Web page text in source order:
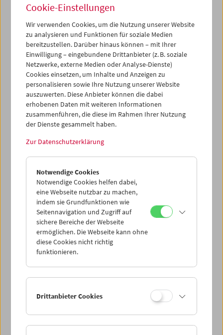
Das Filmmuseum sieht in den Werken eine Quelle der
Geschichtsschreibung und ist um eine queer-sensible
Aufbereitung dieser Geschichte für jüngere Generationen
und die Nachwelt bemüht. Als Filminstitution können wir
diese Filme mediengerecht bewahren – sie vor Schimmel
und Zersetzung schützen. Die Langzeiterhaltung dieser
Filme und Videos in ihrer ursprünglichen Form ist ein
Primärziel des Filmmuseums. Ein queer-sensibler,
medienethisch verantwortungsvoller Umgang mit den
Bildern ist uns dabei zentral. Der Erhalt dieser filmischen
Schätze birgt die Chance der Begegnung mit dem
Lebensgefühl aus einer Zeit, in der Bilder von uns selten
waren.
All genders – all formats welcome!
Wir suchen alle Formate: 35mm, 16mm, 9,5mm, Super-8,
Normal-8, Videos, analog und digital.
Sie haben selbst gefilmt oder kennen Personen aus der
Community, die gefilmt haben? Kontaktieren Sie uns
gerne!
Kontakt:
Katharina Müller
+43 1 533 70 54 DW 10
Share on
Cookie-Einstellungen
Wir verwenden Cookies, um die Nutzung unserer Website
zu analysieren und Funktionen für soziale Medien
bereitzustellen. Darüber hinaus können – mit Ihrer
Einwilligung – eingebundene Drittanbieter (z. B. soziale
Netzwerke, externe Medien oder Analyse-Dienste)
Cookies einsetzen, um Inhalte und Anzeigen zu
personalisieren sowie Ihre Nutzung unserer Website
auszuwerten. Diese Anbieter können die dabei
erhobenen Daten mit weiteren Informationen
zusammenführen, die diese im Rahmen Ihrer Nutzung
der Dienste gesammelt haben.
Zur Datenschutzerklärung
Notwendige Cookies
Notwendige Cookies helfen dabei,
eine Webseite nutzbar zu machen,
indem sie Grundfunktionen wie
Seitennavigation und Zugriff auf
sichere Bereiche der Webseite
ermöglichen. Die Webseite kann ohne
diese Cookies nicht richtig
funktionieren.
Drittanbieter Cookies